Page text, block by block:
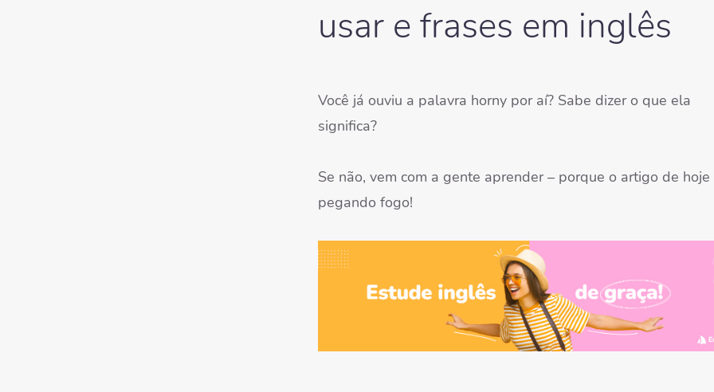
usar e frases em inglês
Você já ouviu a palavra horny por aí? Sabe dizer o que ela
significa?
Se não, vem com a gente aprender – porque o artigo de
pegando fogo!